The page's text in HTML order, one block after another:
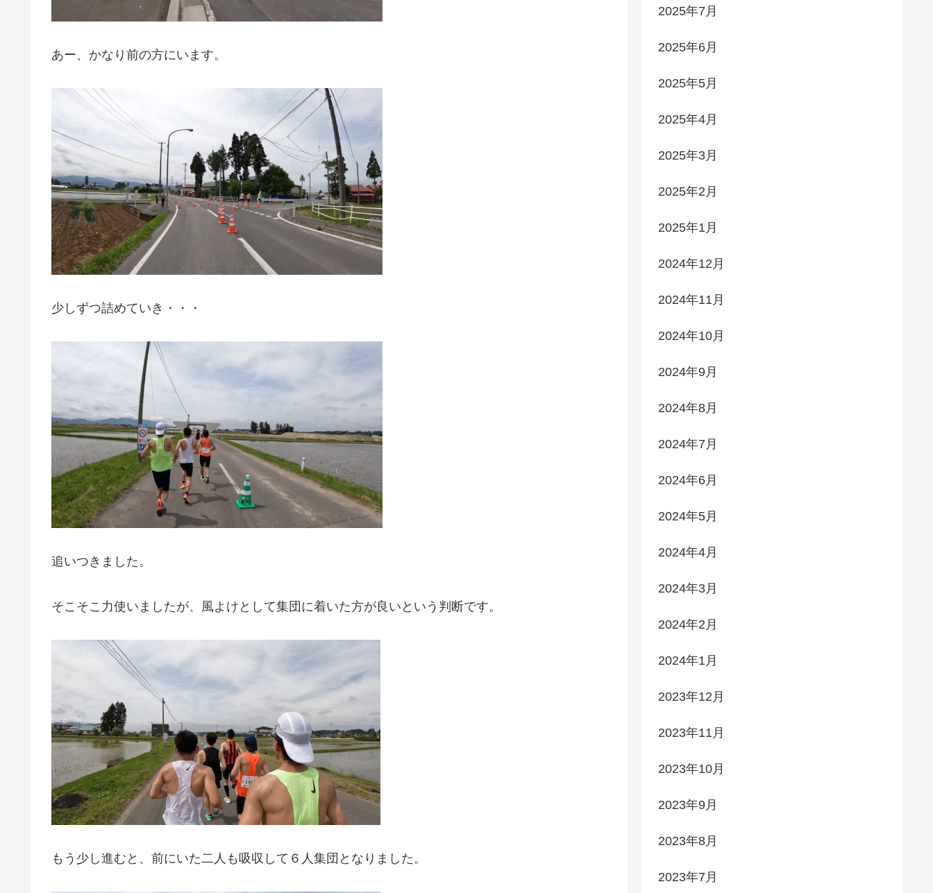
あー、かなり前の方にいます。
少しずつ詰めていき・・・
追いつきました。
そこそこ力使いましたが、風よけとして集団に着いた方が良いという判断です。
もう少し進むと、前にいた二人も吸収して６人集団となりました。
2025年7月
2025年6月
2025年5月
2025年4月
2025年3月
2025年2月
2025年1月
2024年12月
2024年11月
2024年10月
2024年9月
2024年8月
2024年7月
2024年6月
2024年5月
2024年4月
2024年3月
2024年2月
2024年1月
2023年12月
2023年11月
2023年10月
2023年9月
2023年8月
2023年7月